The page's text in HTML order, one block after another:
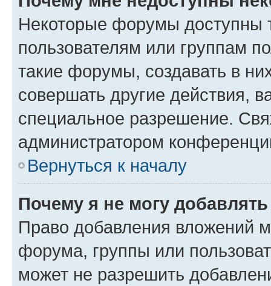
Некоторые форумы доступны
пользователям или группам
такие форумы, создавать в
совершать другие действия,
специальное разрешение.
администратором
Вернуться к началу
Почему я не могу
Право добавления вложений
форума, группы или
может не разрешить